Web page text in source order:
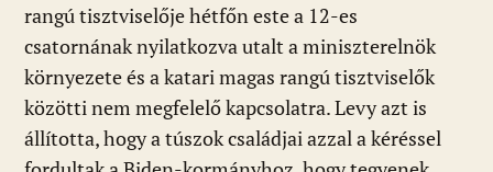
rangú tisztviselője hétfőn este a 12-es
csatornának nyilatkozva utalt a miniszterelnök
környezete és a katari magas rangú tisztviselők
közötti nem megfelelő kapcsolatra. Levy azt is
állította, hogy a túszok családjai azzal a kéréssel